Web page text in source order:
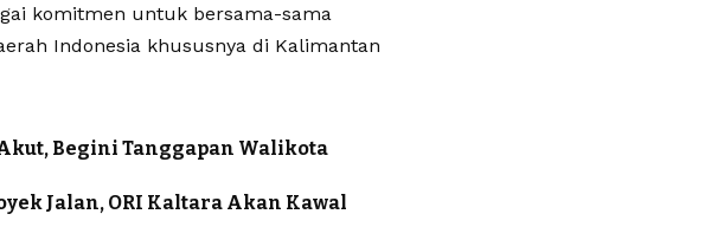
komitmen untuk bersama-sama
Indonesia khususnya di Kalimantan
Begini Tanggapan Walikota
Jalan, ORI Kaltara Akan Kawal